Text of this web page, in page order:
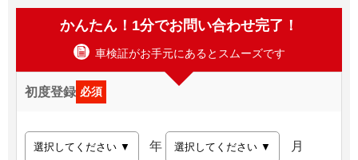
かんたん！1分でお問い合わせ完了！
車検証がお手元にあるとスムーズです
初度登録 必須
年 月